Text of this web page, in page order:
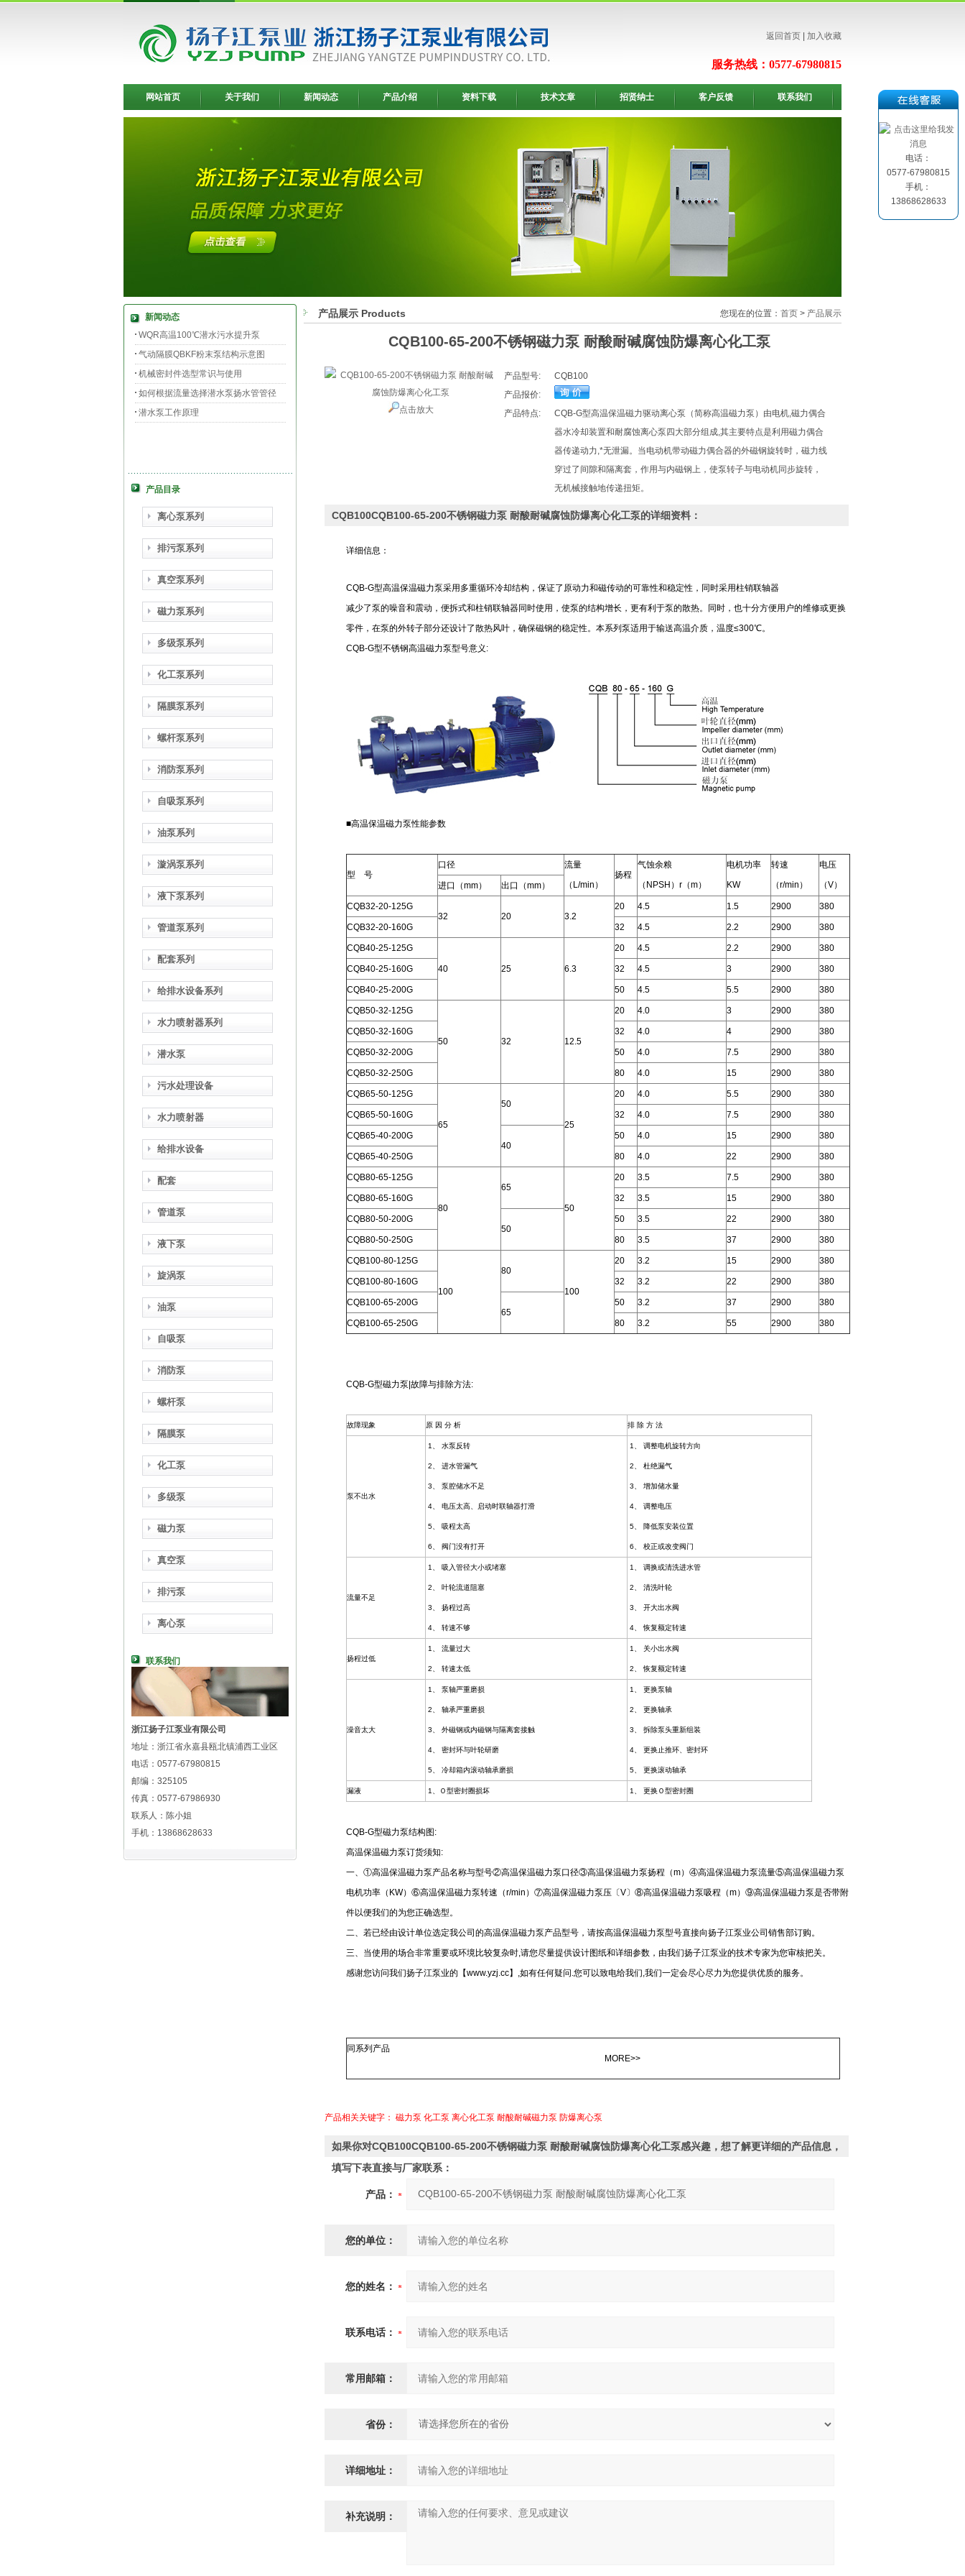
返回首页 加入收藏
服务热线：0577-67980815
网站首页 关于我们 新闻动态 产品介绍 资料下载 技术文章 招贤纳士 客户反馈 联系我们
新闻动态
WQR高温100℃潜水污水提升泵
气动隔膜QBKF粉末泵结构示意图
机械密封件选型常识与使用
如何根据流量选择潜水泵扬水管管径
潜水泵工作原理
产品目录
离心泵系列
排污泵系列
真空泵系列
磁力泵系列
多级泵系列
化工泵系列
隔膜泵系列
螺杆泵系列
消防泵系列
自吸泵系列
油泵系列
漩涡泵系列
液下泵系列
管道泵系列
配套系列
给排水设备系列
水力喷射器系列
潜水泵
污水处理设备
水力喷射器
给排水设备
配套
管道泵
液下泵
旋涡泵
油泵
自吸泵
消防泵
螺杆泵
隔膜泵
化工泵
多级泵
磁力泵
真空泵
排污泵
离心泵
联系我们
浙江扬子江泵业有限公司
地址：浙江省永嘉县瓯北镇浦西工业区
电话：0577-67980815
邮编：325105
传真：0577-67986930
联系人：陈小姐
手机：13868628633
产品展示 Products 您现在的位置： 首页 > 产品展示
CQB100-65-200不锈钢磁力泵 耐酸耐碱腐蚀防爆离心化工泵
点击放大
产品型号:
CQB100
产品报价:
产品特点:
CQB-G型高温保温磁力驱动离心泵（简称高温磁力泵）由电机,磁力偶合
器水冷却装置和耐腐蚀离心泵四大部分组成,其主要特点是利用磁力偶合
器传递动力,*无泄漏。当电动机带动磁力偶合器的外磁钢旋转时，磁力线
穿过了间隙和隔离套，作用与内磁钢上，使泵转子与电动机同步旋转，
无机械接触地传递扭矩。
CQB100CQB100-65-200不锈钢磁力泵 耐酸耐碱腐蚀防爆离心化工泵的详细资料：
详细信息：
CQB-G型高温保温磁力泵采用多重循环冷却结构，保证了原动力和磁传动的可靠性和稳定性，同时采用柱销联轴器
减少了泵的噪音和震动，便拆式和柱销联轴器同时使用，使泵的结构增长，更有利于泵的散热。同时，也十分方便用户的维修或更换
零件，在泵的外转子部分还设计了散热风叶，确保磁钢的稳定性。本系列泵适用于输送高温介质，温度≤300℃。
CQB-G型不锈钢高温磁力泵型号意义:
■高温保温磁力泵性能参数
型 号
口径
流量
（L/min）
扬程
气蚀余粮
（NPSH）r（m）
电机功率
KW
转速
（r/min）
电压
（V）
进口（mm） 出口（mm）
CQB32-20-125G
32
20 3.2
20 4.5 1.5 2900 380
CQB32-20-160G 32 4.5 2.2 2900 380
CQB40-25-125G
40 25 6.3
20 4.5 2.2 2900 380
CQB40-25-160G 32 4.5 3 2900 380
CQB40-25-200G 50 4.5 5.5 2900 380
CQB50-32-125G
50 32 12.5
20 4.0 3 2900 380
CQB50-32-160G 32 4.0 4 2900 380
CQB50-32-200G 50 4.0 7.5 2900 380
CQB50-32-250G 80 4.0 15 2900 380
CQB65-50-125G
65
50
25
20 4.0 5.5 2900 380
CQB65-50-160G 32 4.0 7.5 2900 380
CQB65-40-200G
40
50 4.0 15 2900 380
CQB65-40-250G 80 4.0 22 2900 380
CQB80-65-125G
80
65
50
20 3.5 7.5 2900 380
CQB80-65-160G 32 3.5 15 2900 380
CQB80-50-200G
50
50 3.5 22 2900 380
CQB80-50-250G 80 3.5 37 2900 380
CQB100-80-125G
100
80
100
20 3.2 15 2900 380
CQB100-80-160G 32 3.2 22 2900 380
CQB100-65-200G
65
50 3.2 37 2900 380
CQB100-65-250G 80 3.2 55 2900 380
CQB-G型磁力泵|故障与排除方法:
故障现象 原 因 分 析 排 除 方 法
泵不出水
1、 水泵反转
2、 进水管漏气
3、 泵腔储水不足
4、 电压太高、启动时联轴器打滑
5、 吸程太高
6、 阀门没有打开
1、 调整电机旋转方向
2、 杜绝漏气
3、 增加储水量
4、 调整电压
5、 降低泵安装位置
6、 校正或改变阀门
流量不足
1、 吸入管径大小或堵塞
2、 叶轮流道阻塞
3、 扬程过高
4、 转速不够
1、 调换或清洗进水管
2、 清洗叶轮
3、 开大出水阀
4、 恢复额定转速
扬程过低
1、 流量过大
2、 转速太低
1、 关小出水阀
2、 恢复额定转速
澡音太大
1、 泵轴严重磨损
2、 轴承严重磨损
3、 外磁钢或内磁钢与隔离套接触
4、 密封环与叶轮研磨
5、 冷却箱内滚动轴承磨损
1、 更换泵轴
2、 更换轴承
3、 拆除泵头重新组装
4、 更换止推环、密封环
5、 更换滚动轴承
漏液 1、Ｏ型密封圈损坏 1、 更换Ｏ型密封圈
CQB-G型磁力泵结构图:
高温保温磁力泵订货须知:
一、①高温保温磁力泵产品名称与型号②高温保温磁力泵口径③高温保温磁力泵扬程（m）④高温保温磁力泵流量⑤高温保温磁力泵
电机功率（KW）⑥高温保温磁力泵转速（r/min）⑦高温保温磁力泵压〔V〕⑧高温保温磁力泵吸程（m）⑨高温保温磁力泵是否带附
件以便我们的为您正确选型。
二、若已经由设计单位选定我公司的高温保温磁力泵产品型号，请按高温保温磁力泵型号直接向扬子江泵业公司销售部订购。
三、当使用的场合非常重要或环境比较复杂时,请您尽量提供设计图纸和详细参数，由我们扬子江泵业的技术专家为您审核把关。
感谢您访问我们扬子江泵业的【www.yzj.cc】,如有任何疑问.您可以致电给我们,我们一定会尽心尽力为您提供优质的服务。
同系列产品
MORE>>
产品相关关键字： 磁力泵 化工泵 离心化工泵 耐酸耐碱磁力泵 防爆离心泵
如果你对CQB100CQB100-65-200不锈钢磁力泵 耐酸耐碱腐蚀防爆离心化工泵感兴趣，想了解更详细的产品信息，
填写下表直接与厂家联系：
产品：
您的单位：
您的姓名：
联系电话：
常用邮箱：
省份：
详细地址：
补充说明：
电话：
0577-67980815
手机：
13868628633